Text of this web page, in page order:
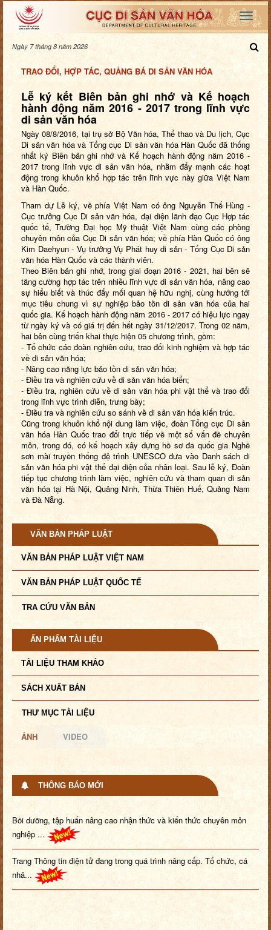
Ngày 7 tháng 8 năm 2026
TRAO ĐỔI, HỢP TÁC, QUẢNG BÁ DI SẢN VĂN HÓA
Lễ ký kết Biên bản ghi nhớ và Kế hoạch
hành động năm 2016 - 2017 trong lĩnh vực
di sản văn hóa
Ngày 08/8/2016, tại trụ sở Bộ Văn hóa, Thể thao và Du lịch, Cục
Di sản văn hóa và Tổng cục Di sản văn hóa Hàn Quốc đã thống
nhất ký Biên bản ghi nhớ và Kế hoạch hành động năm 2016 -
2017 trong lĩnh vực di sản văn hóa, nhằm đẩy mạnh các hoạt
động trong khuôn khổ hợp tác trên lĩnh vực này giữa Việt Nam
và Hàn Quốc.
Tham dự Lễ ký, về phía Việt Nam có ông Nguyễn Thế Hùng -
Cục trưởng Cục Di sản văn hóa, đại diện lãnh đạo Cục Hợp tác
quốc tế, Trường Đại học Mỹ thuật Việt Nam cùng các phòng
chuyên môn của Cục Di sản văn hóa; về phía Hàn Quốc có ông
Kim Daehyun - Vụ trưởng Vụ Phát huy di sản - Tổng Cục Di sản
văn hóa Hàn Quốc và các thành viên.
Theo Biên bản ghi nhớ, trong giai đoạn 2016 - 2021, hai bên sẽ
tăng cường hợp tác trên nhiều lĩnh vực di sản văn hóa, nâng cao
sự hiểu biết và thúc đẩy mối quan hệ hữu nghị, cùng hướng tới
mục tiêu chung vì sự nghiệp bảo tồn di sản văn hóa của hai
quốc gia. Kế hoạch hành động năm 2016 - 2017 có hiệu lực ngay
từ ngày ký và có giá trị đến hết ngày 31/12/2017. Trong 02 năm,
hai bên cùng triển khai thực hiện 05 chương trình, gồm:
- Tổ chức các đoàn nghiên cứu, trao đổi kinh nghiệm và hợp tác
về di sản văn hóa;
- Nâng cao năng lực bảo tồn di sản văn hóa;
- Điều tra và nghiên cứu về di sản văn hóa biển;
- Điều tra, nghiên cứu về di sản văn hóa phi vật thể và trao đổi
trong lĩnh vực trình diễn, trưng bày;
- Điều tra và nghiên cứu so sánh về di sản văn hóa kiến trúc.
Cũng trong khuôn khổ nội dung làm việc, đoàn Tổng cục Di sản
văn hóa Hàn Quốc trao đổi trực tiếp về một số vấn đề chuyên
môn, trong đó, có kế hoạch xây dựng hồ sơ đa quốc gia Nghề
sơn mài truyền thống đệ trình UNESCO đưa vào Danh sách di
sản văn hóa phi vật thể đại diện của nhân loại. Sau lễ ký, Đoàn
tiếp tục chương trình làm việc, nghiên cứu và tham quan di sản
văn hóa tại Hà Nội, Quảng Ninh, Thừa Thiên Huế, Quảng Nam
và Đà Nẵng.
VĂN BẢN PHÁP LUẬT
VĂN BẢN PHÁP LUẬT VIỆT NAM
VĂN BẢN PHÁP LUẬT QUỐC TẾ
TRA CỨU VĂN BẢN
ẤN PHẨM TÀI LIỆU
TÀI LIỆU THAM KHẢO
SÁCH XUẤT BẢN
THƯ MỤC TÀI LIỆU
ẢNH VIDEO
THÔNG BÁO MỚI
Bồi dưỡng, tập huấn nâng cao nhận thức và kiến thức chuyên môn
nghiệp ...
Trang Thông tin điện tử đang trong quá trình nâng cấp. Tổ chức, cá
nhâ...